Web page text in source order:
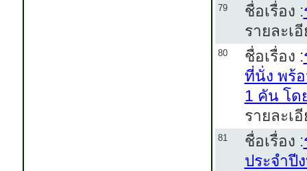
79 ชื่อเรื่อง :
รายละเ
80 ชื่อเรื่อง :
ที่นั่ง พร้
1 คัน โด
รายละเ
81 ชื่อเรื่อง :
ประจำปี